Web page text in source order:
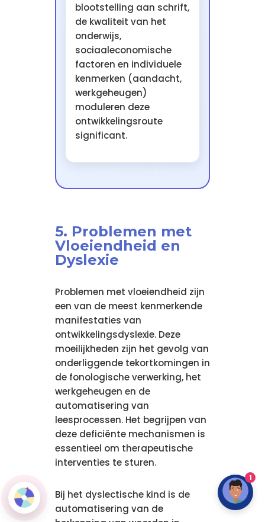
blootstelling aan schrift,
de kwaliteit van het
onderwijs,
sociaaleconomische
factoren en individuele
kenmerken (aandacht,
werkgeheugen)
moduleren deze
ontwikkelingsroute
significant.
5. Problemen met
Vloeiendheid en
Dyslexie
Problemen met vloeiendheid zijn
een van de meest kenmerkende
manifestaties van
ontwikkelingsdyslexie. Deze
moeilijkheden zijn het gevolg van
onderliggende tekortkomingen in
de fonologische verwerking, het
werkgeheugen en de
automatisering van
leesprocessen. Het begrijpen van
deze deficiënte mechanismen is
essentieel om therapeutische
interventies te sturen.
Bij het dyslectische kind is de
automatisering van de
1